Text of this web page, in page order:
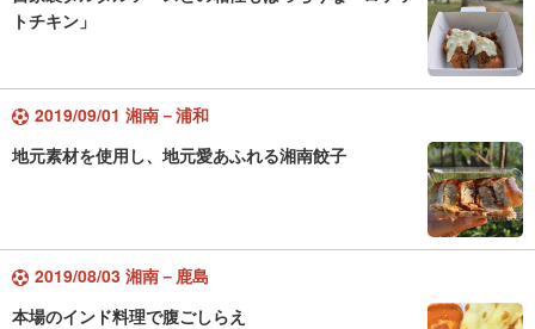
トチキン」
2019/09/01 湘南－浦和
地元素材を使用し、地元愛あふれる湘南餃子
2019/08/03 湘南－鹿島
本場のインド料理で腹ごしらえ